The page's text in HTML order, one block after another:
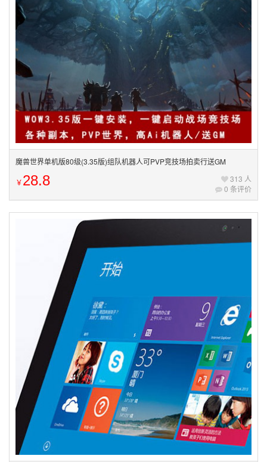
魔兽世界单机版80级(3.35版)组队机器人可PVP竞技场拍卖行送GM
￥28.8
313 人
0 条评价